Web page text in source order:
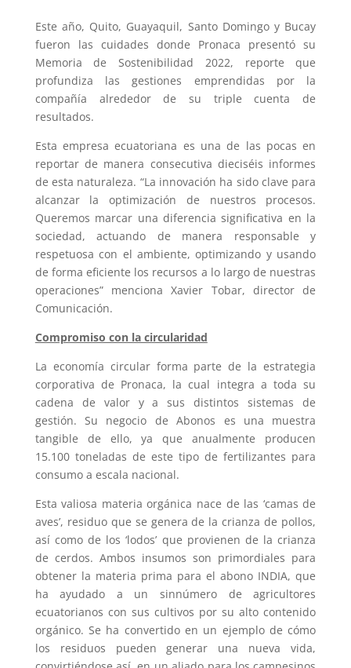
Este año, Quito, Guayaquil, Santo Domingo y Bucay
fueron las cuidades donde Pronaca presentó su
Memoria de Sostenibilidad 2022, reporte que
profundiza las gestiones emprendidas por la
compañía alrededor de su triple cuenta de
resultados.
Esta empresa ecuatoriana es una de las pocas en
reportar de manera consecutiva dieciséis informes
de esta naturaleza. “La innovación ha sido clave para
alcanzar la optimización de nuestros procesos.
Queremos marcar una diferencia significativa en la
sociedad, actuando de manera responsable y
respetuosa con el ambiente, optimizando y usando
de forma eficiente los recursos a lo largo de nuestras
operaciones” menciona Xavier Tobar, director de
Comunicación.
Compromiso con la circularidad
La economía circular forma parte de la estrategia
corporativa de Pronaca, la cual integra a toda su
cadena de valor y a sus distintos sistemas de
gestión. Su negocio de Abonos es una muestra
tangible de ello, ya que anualmente producen
15.100 toneladas de este tipo de fertilizantes para
consumo a escala nacional.
Esta valiosa materia orgánica nace de las ‘camas de
aves’, residuo que se genera de la crianza de pollos,
así como de los ‘lodos’ que provienen de la crianza
de cerdos. Ambos insumos son primordiales para
obtener la materia prima para el abono INDIA, que
ha ayudado a un sinnúmero de agricultores
ecuatorianos con sus cultivos por su alto contenido
orgánico. Se ha convertido en un ejemplo de cómo
los residuos pueden generar una nueva vida,